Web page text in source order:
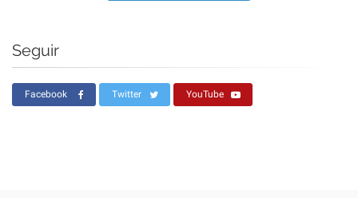
Seguir
Facebook Twitter YouTube